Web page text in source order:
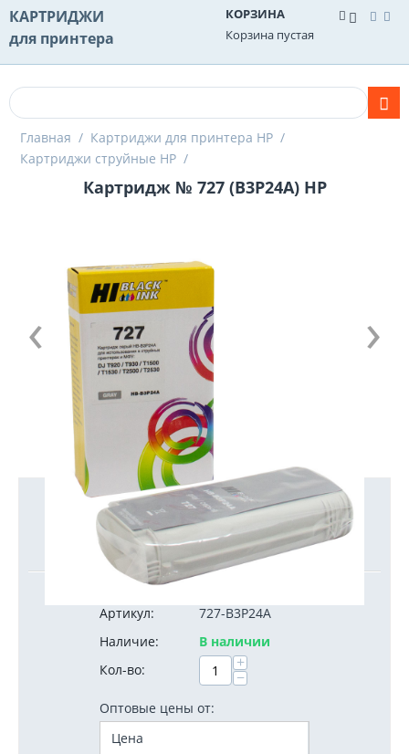
КАРТРИДЖИ
для принтера
КОРЗИНА
Корзина пустая
Главная / Картриджи для принтера HP /
Картриджи струйные HP /
Картридж № 727 (B3P24A) HP
2 500руб.
Артикул:
727-B3P24A
Наличие:
В наличии
Кол-во:
+
−
Оптовые цены от:
Цена